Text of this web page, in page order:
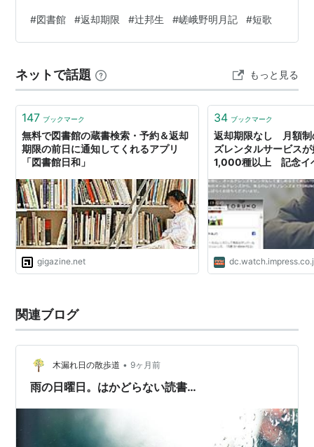
ての再読は、本が持つ長年の耐久と稚拙な読み手たる私
のわずかな成長に意義を与えること疑いない。返却期限
#図書館 #返却期限 #辻邦生 #嵯峨野明月記 #短歌
ネットで話題 もっと見る
147 ブックマーク
無料で図書館の蔵書検索・予約＆返却
期限の前日に通知してくれるアプリ
「図書館日和」
gigazine.net
34 ブックマーク
返却期限なし 月額制
ズレンタルサービス
1,000種以上 記念イ
関連ブログ
木漏れ日の散歩道 • 9ヶ月前
雨の日曜日。はかどらない読書…